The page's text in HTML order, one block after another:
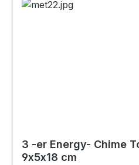
3 -er Energy- Chime
9x5x18 cm